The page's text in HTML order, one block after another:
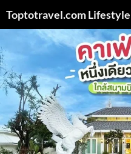
Toptotravel.com Lifestyle